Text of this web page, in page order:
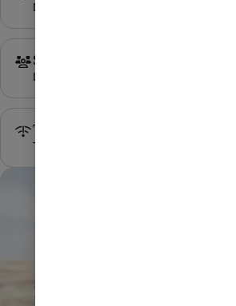
Din tjänst till och i utlandet.
Säkerhet
Läs mer om din säkerhet online.
Täckningskarta
Täckning i det mobila nätet 4G/5G